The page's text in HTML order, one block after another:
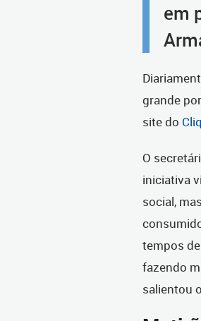
em
grande
site do
O
iniciativa
social,
tempos
fazendo
salientou